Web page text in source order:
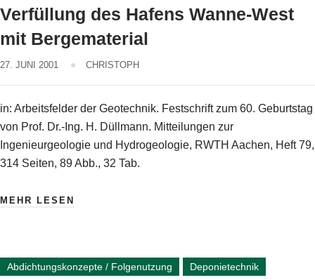
Verfüllung des Hafens Wanne-West
mit Bergematerial
27. JUNI 2001 CHRISTOPH
in: Arbeitsfelder der Geotechnik. Festschrift zum 60. Geburtstag
von Prof. Dr.-Ing. H. Düllmann. Mitteilungen zur
Ingenieurgeologie und Hydrogeologie, RWTH Aachen, Heft 79,
314 Seiten, 89 Abb., 32 Tab.
MEHR LESEN
Abdichtungskonzepte / Folgenutzung Deponietechnik